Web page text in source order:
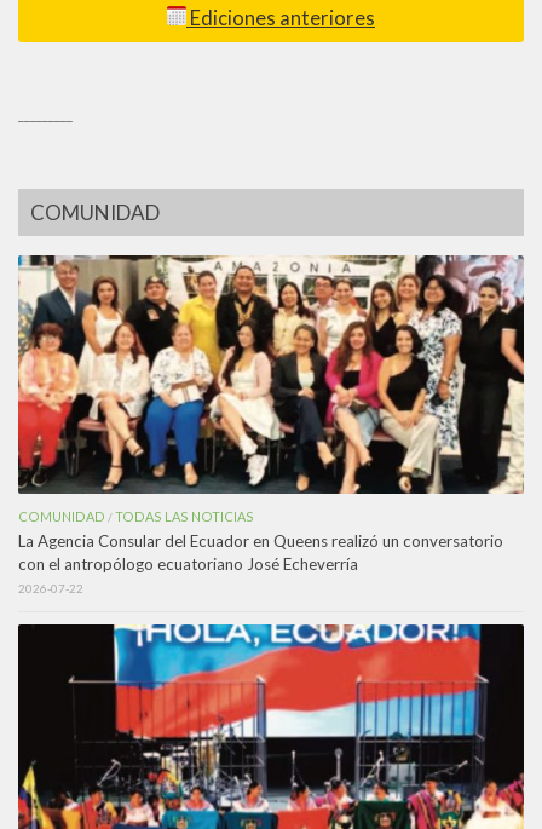
Ediciones anteriores
COMUNIDAD
COMUNIDAD /TODAS LAS NOTICIAS
La Agencia Consular del Ecuador en Queens realizó un conversatorio
con el antropólogo ecuatoriano José Echeverría
2026-07-22